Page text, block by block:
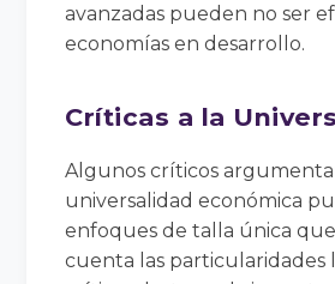
avanzadas pueden no ser
economías en desarrollo.
Críticas a la
Algunos críticos
universalidad económica
enfoques de talla única
cuenta las particularidades